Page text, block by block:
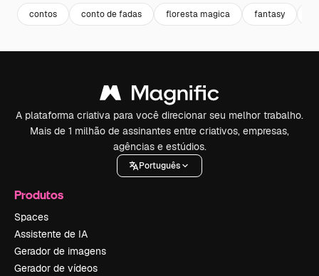
contos conto de fadas floresta magica fantasy
A plataforma criativa para você direcionar seu melhor trabalho.
Mais de 1 milhão de assinantes entre criativos, empresas,
agências e estúdios.
Português
Produtos
Spaces
Assistente de IA
Gerador de imagens
Gerador de vídeos